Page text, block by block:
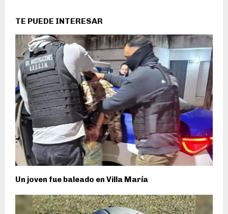
TE PUEDE INTERESAR
Un joven fue baleado en Villa María